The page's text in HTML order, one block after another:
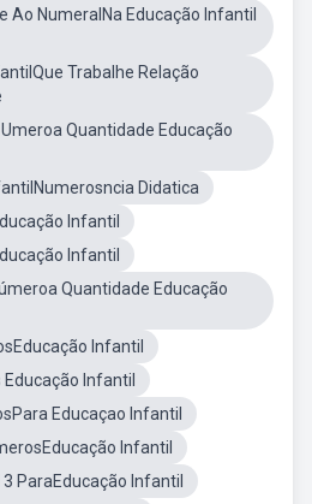
Ao NumeralNa Educação Infantil
Trabalhe Relação
Quantidade Educação
Didatica
Infantil
Infantil
Quantidade Educação
Infantil
Infantil
Educaçao Infantil
Infantil
ParaEducação Infantil